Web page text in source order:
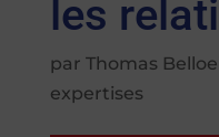
les
par Thomas
expertises